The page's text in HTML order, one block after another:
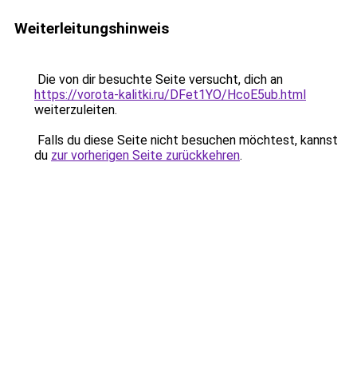
Weiterleitungshinweis
Die von dir besuchte Seite versucht, dich an
https://vorota-kalitki.ru/DFet1YO/HcoE5ub.html
weiterzuleiten.
Falls du diese Seite nicht besuchen möchtest, kannst
du zur vorherigen Seite zurückkehren.